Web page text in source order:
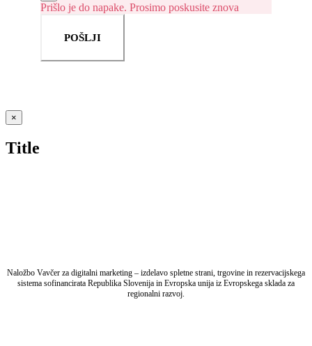
Prišlo je do napake. Prosimo poskusite znova
POŠLJI
Close
product
view
×
Title
Naložbo Vavčer za digitalni marketing – izdelavo spletne strani, trgovine in rezervacijskega
sistema sofinancirata Republika Slovenija in Evropska unija iz Evropskega sklada za
regionalni razvoj.